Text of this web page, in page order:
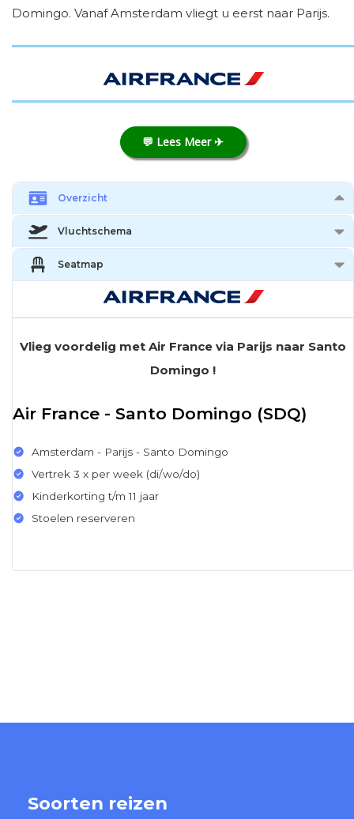
Domingo. Vanaf Amsterdam vliegt u eerst naar Parijs.
💬 Lees Meer ✈
Overzicht
Vluchtschema
Seatmap
Vlieg voordelig met Air France via Parijs naar Santo
Domingo !
Air France - Santo Domingo (SDQ)
Amsterdam - Parijs - Santo Domingo
Vertrek 3 x per week (di/wo/do)
Kinderkorting t/m 11 jaar
Stoelen reserveren
Soorten reizen